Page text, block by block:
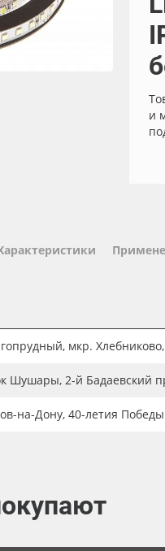
и
мкр.
Шушары, 2-й Бадаевский
на-Дону, 40-летия